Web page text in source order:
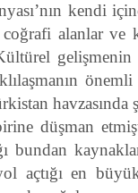
kendi
alanlar ve
düşman
bundan
açtığı en